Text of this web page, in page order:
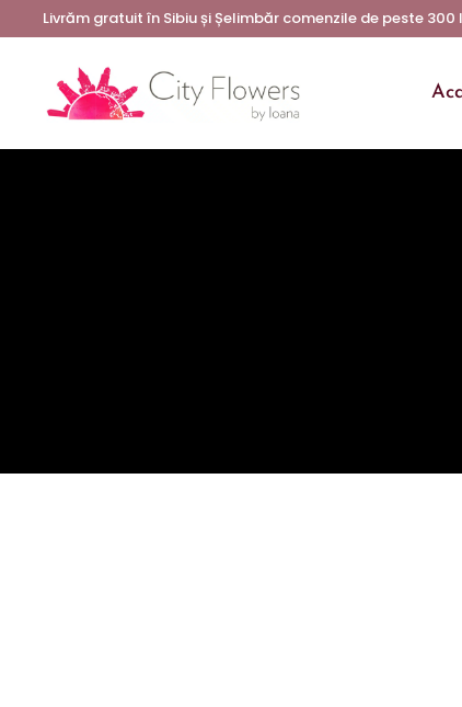
Livrăm gratuit în Sibiu și Șelimbăr comenzile de peste 300